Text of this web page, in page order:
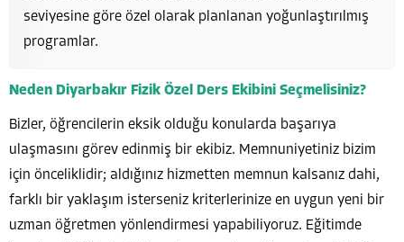
seviyesine göre özel olarak planlanan yoğunlaştırılmış
programlar.
Neden Diyarbakır Fizik Özel Ders Ekibini Seçmelisiniz?
Bizler, öğrencilerin eksik olduğu konularda başarıya
ulaşmasını görev edinmiş bir ekibiz. Memnuniyetiniz bizim
için önceliklidir; aldığınız hizmetten memnun kalsanız dahi,
farklı bir yaklaşım isterseniz kriterlerinize en uygun yeni bir
uzman öğretmen yönlendirmesi yapabiliyoruz. Eğitimde